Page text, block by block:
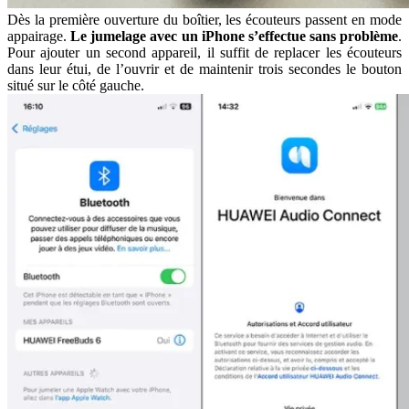
Dès la première ouverture du boîtier, les écouteurs passent en mode
appairage.Le jumelage avec un iPhone s’effectue sans problème.
Pour ajouter un second appareil, il suffit de replacer les écouteurs
dans leur étui, de l’ouvrir et de maintenir trois secondes le bouton
situé sur le côté gauche.